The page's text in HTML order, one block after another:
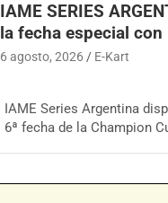
IAME SERIES
la fecha especial
6 agosto, 2026 E-Kart
IAME Series Argentina
6ª fecha de la Champion